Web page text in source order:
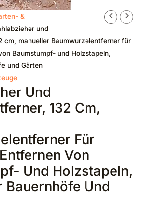
&
und
cm, manueller Baumwurzelentferner für
Baumstumpf- und Holzstapeln,
und Gärten
Und
132 Cm,
Für
Von
Und Holzstapeln,
Bauernhöfe Und